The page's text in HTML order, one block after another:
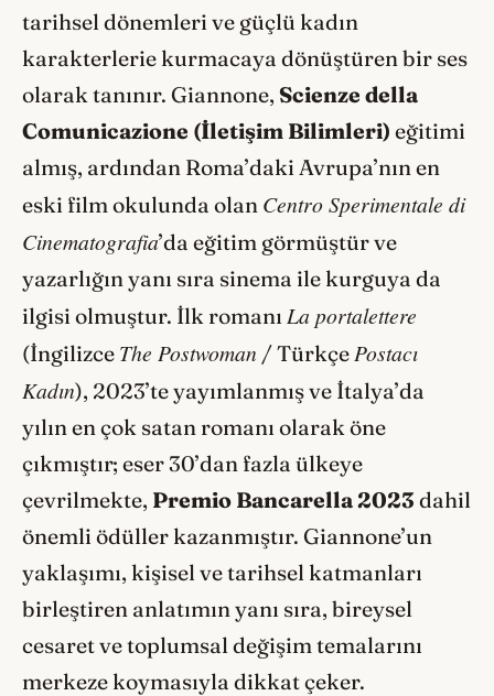
tarihsel dönemleri ve güçlü kadın
karakterlerie kurmacaya dönüştüren bir ses
olarak tanınır. Giannone, Scienze della
Comunicazione (İletişim Bilimleri) eğitimi
almış, ardından Roma’daki Avrupa’nın en
eski film okulunda olan Centro Sperimentale di
Cinematografia’da eğitim görmüştür ve
yazarlığın yanı sıra sinema ile kurguya da
ilgisi olmuştur. İlk romanı La portalettere
(İngilizce The Postwoman / Türkçe Postacı
Kadın), 2023’te yayımlanmış ve İtalya’da
yılın en çok satan romanı olarak öne
çıkmıştır; eser 30’dan fazla ülkeye
çevrilmekte, Premio Bancarella 2023 dahil
önemli ödüller kazanmıştır. Giannone’un
yaklaşımı, kişisel ve tarihsel katmanları
birleştiren anlatımın yanı sıra, bireysel
cesaret ve toplumsal değişim temalarını
merkeze koymasıyla dikkat çeker.